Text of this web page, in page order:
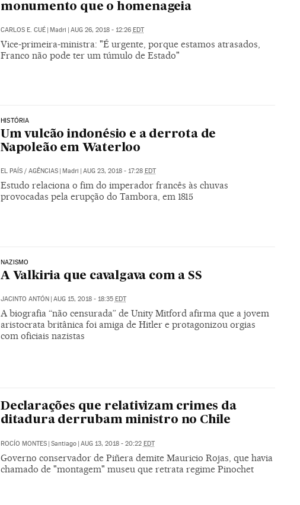
monumento que o homenageia
CARLOS E. CUÉ | Madri | AUG 26, 2018 - 12:26 EDT
Vice-primeira-ministra: "É urgente, porque estamos atrasados,
Franco não pode ter um túmulo de Estado"
HISTÓRIA
Um vulcão indonésio e a derrota de
Napoleão em Waterloo
EL PAÍS/ AGÊNCIAS Madri AUG 23, 2018 - 17:28 EDT
Estudo relaciona o fim do imperador francês às chuvas
provocadas pela erupção do Tambora, em 1815
NAZISMO
A Valkiria que cavalgava com a SS
JACINTO ANTÓN | AUG 15, 2018 - 18:35 EDT
A biografia “não censurada” de Unity Mitford afirma que a jovem
aristocrata britânica foi amiga de Hitler e protagonizou orgias
com oficiais nazistas
Declarações que relativizam crimes da
ditadura derrubam ministro no Chile
ROCÍO MONTES | Santiago | AUG 13, 2018 - 20:22 EDT
Governo conservador de Piñera demite Mauricio Rojas, que havia
chamado de "montagem" museu que retrata regime Pinochet